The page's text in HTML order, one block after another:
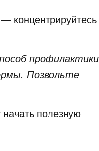
концентрируйтесь
профилактики
Позвольте
полезную